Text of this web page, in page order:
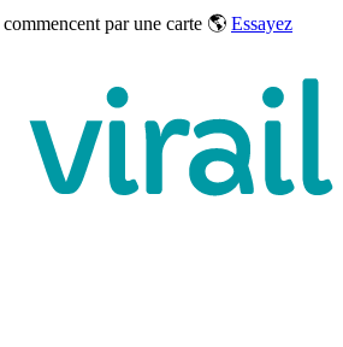
par une carte 🌎 Essayez